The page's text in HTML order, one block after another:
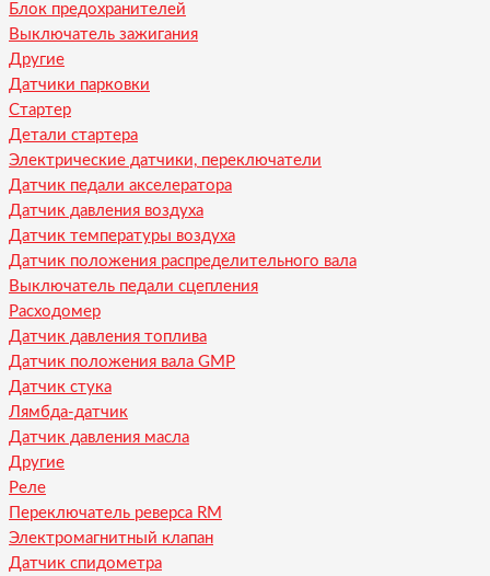
Блок предохранителей
Выключатель зажигания
Другие
Датчики парковки
Стартер
Детали стартера
Электрические датчики, переключатели
Датчик педали акселератора
Датчик давления воздуха
Датчик температуры воздуха
Датчик положения распределительного вала
Выключатель педали сцепления
Расходомер
Датчик давления топлива
Датчик положения вала GMP
Датчик стука
Лямбда-датчик
Датчик давления масла
Другие
Реле
Переключатель реверса RM
Электромагнитный клапан
Датчик спидометра